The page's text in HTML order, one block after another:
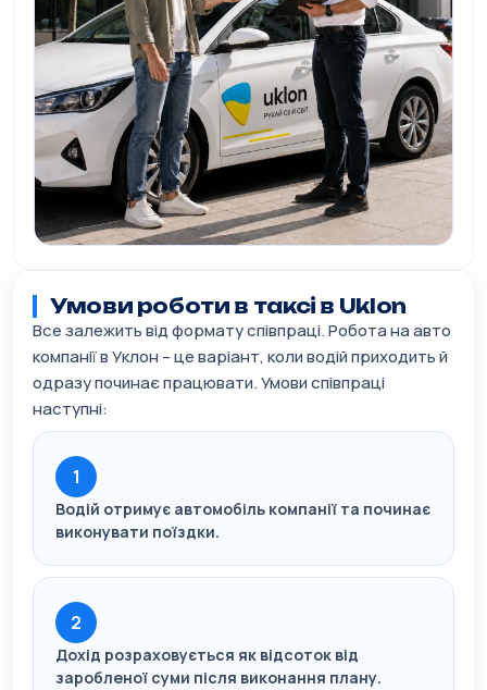
Умови роботи в таксі в Uklon
Все залежить від формату співпраці. Робота на авто
компанії в Уклон – це варіант, коли водій приходить й
одразу починає працювати. Умови співпраці
наступні:
Водій отримує автомобіль компанії та починає
виконувати поїздки.
Дохід розраховується як відсоток від
заробленої суми після виконання плану.